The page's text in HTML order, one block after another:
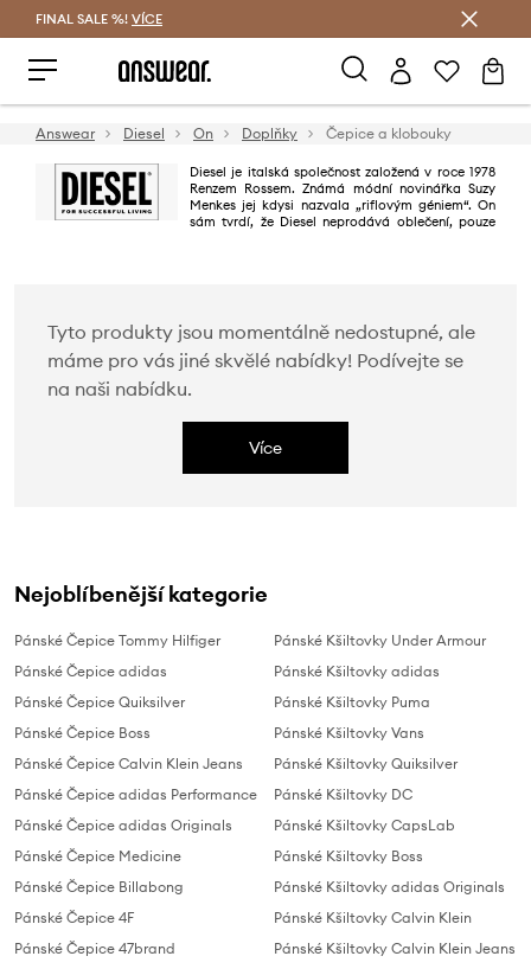
FINAL SALE %! VÍCE
Answear Diesel On Doplňky Čepice a klobouky
Diesel je italská společnost založená v roce 1978
Renzem Rossem. Známá módní novinářka Suzy
Menkes jej kdysi nazvala „riflovým géniem“. On
sám tvrdí, že Diesel neprodává oblečení, pouze
Tyto produkty jsou momentálně nedostupné, ale
máme pro vás jiné skvělé nabídky! Podívejte se
na naši nabídku.
Více
Nejoblíbenější kategorie
Pánské Čepice Tommy Hilfiger
Pánské Čepice adidas
Pánské Čepice Quiksilver
Pánské Čepice Boss
Pánské Čepice Calvin Klein Jeans
Pánské Čepice adidas Performance
Pánské Čepice adidas Originals
Pánské Čepice Medicine
Pánské Čepice Billabong
Pánské Čepice 4F
Pánské Čepice 47brand
Pánské Kšiltovky Under Armour
Pánské Kšiltovky adidas
Pánské Kšiltovky Puma
Pánské Kšiltovky Vans
Pánské Kšiltovky Quiksilver
Pánské Kšiltovky DC
Pánské Kšiltovky CapsLab
Pánské Kšiltovky Boss
Pánské Kšiltovky adidas Originals
Pánské Kšiltovky Calvin Klein
Pánské Kšiltovky Calvin Klein Jeans